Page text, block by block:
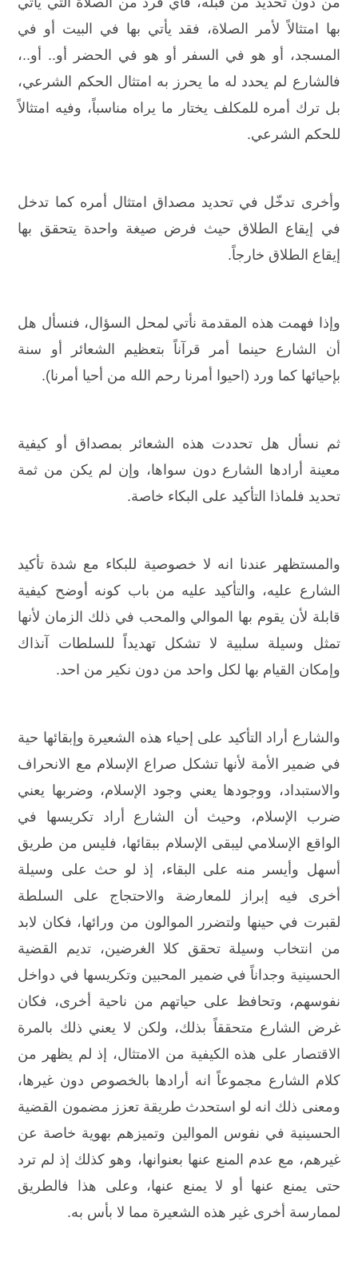
بها امتثالاً لأمر الصلاة، فقد يأتي بها في البيت أو في
المسجد، أو هو في السفر أو هو في الحضر أو.. أو..،
فالشارع لم يحدد له ما يحرز به امتثال الحكم الشرعي،
بل ترك أمره للمكلف يختار ما يراه مناسباً، وفيه امتثالاً
للحكم الشرعي.
وأخرى تدخّل في تحديد مصداق امتثال أمره كما تدخل
في إيقاع الطلاق حيث فرض صيغة واحدة يتحقق بها
إيقاع الطلاق خارجاً.
وإذا فهمت هذه المقدمة نأتي لمحل السؤال، فنسأل هل
أن الشارع حينما أمر قرآناً بتعظيم الشعائر أو سنة
بإحيائها كما ورد (احيوا أمرنا رحم الله من أحيا أمرنا).
ثم نسأل هل تحددت هذه الشعائر بمصداق أو كيفية
معينة أرادها الشارع دون سواها، وإن لم يكن من ثمة
تحديد فلماذا التأكيد على البكاء خاصة.
والمستظهر عندنا انه لا خصوصية للبكاء مع شدة تأكيد
الشارع عليه، والتأكيد عليه من باب كونه أوضح كيفية
قابلة لأن يقوم بها الموالي والمحب في ذلك الزمان لأنها
تمثل وسيلة سلبية لا تشكل تهديداً للسلطات آنذاك
وإمكان القيام بها لكل واحد من دون نكير من احد.
والشارع أراد التأكيد على إحياء هذه الشعيرة وإبقائها حية
في ضمير الأمة لأنها تشكل صراع الإسلام مع الانحراف
والاستبداد، ووجودها يعني وجود الإسلام، وضربها يعني
ضرب الإسلام، وحيث أن الشارع أراد تكريسها في
الواقع الإسلامي ليبقى الإسلام ببقائها، فليس من طريق
أسهل وأيسر منه على البقاء، إذ لو حث على وسيلة
أخرى فيه إبراز للمعارضة والاحتجاج على السلطة
لقبرت في حينها ولتضرر الموالون من ورائها، فكان لابد
من انتخاب وسيلة تحقق كلا الغرضين، تديم القضية
الحسينية وجداناً في ضمير المحبين وتكريسها في دواخل
نفوسهم، وتحافظ على حياتهم من ناحية أخرى، فكان
غرض الشارع متحققاً بذلك، ولكن لا يعني ذلك بالمرة
الاقتصار على هذه الكيفية من الامتثال، إذ لم يظهر من
كلام الشارع مجموعاً انه أرادها بالخصوص دون غيرها،
ومعنى ذلك انه لو استحدث طريقة تعزز مضمون القضية
الحسينية في نفوس الموالين وتميزهم بهوية خاصة عن
غيرهم، مع عدم المنع عنها بعنوانها، وهو كذلك إذ لم ترد
حتى يمنع عنها أو لا يمنع عنها، وعلى هذا فالطريق
لممارسة أخرى غير هذه الشعيرة مما لا بأس به.